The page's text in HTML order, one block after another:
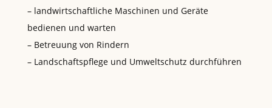
– landwirtschaftliche Maschinen und Geräte
bedienen und warten
– Betreuung von Rindern
– Landschaftspflege und Umweltschutz durchführen